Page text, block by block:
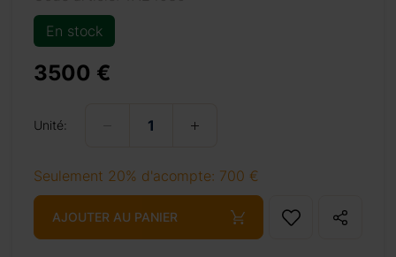
En stock
3500 €
Unité:
Seulement 20% d'acompte: 700 €
AJOUTER AU PANIER
des
ordre